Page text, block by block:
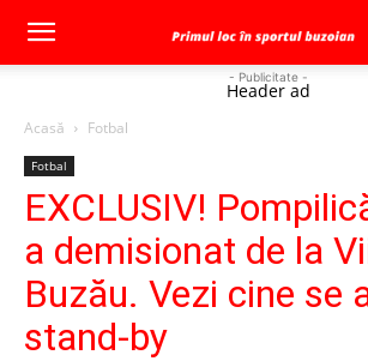
- Publicitate -
Header ad
Acasă Fotbal
Fotbal
EXCLUSIV!
a demisionat de la
Buzău. Vezi cine se
stand-by